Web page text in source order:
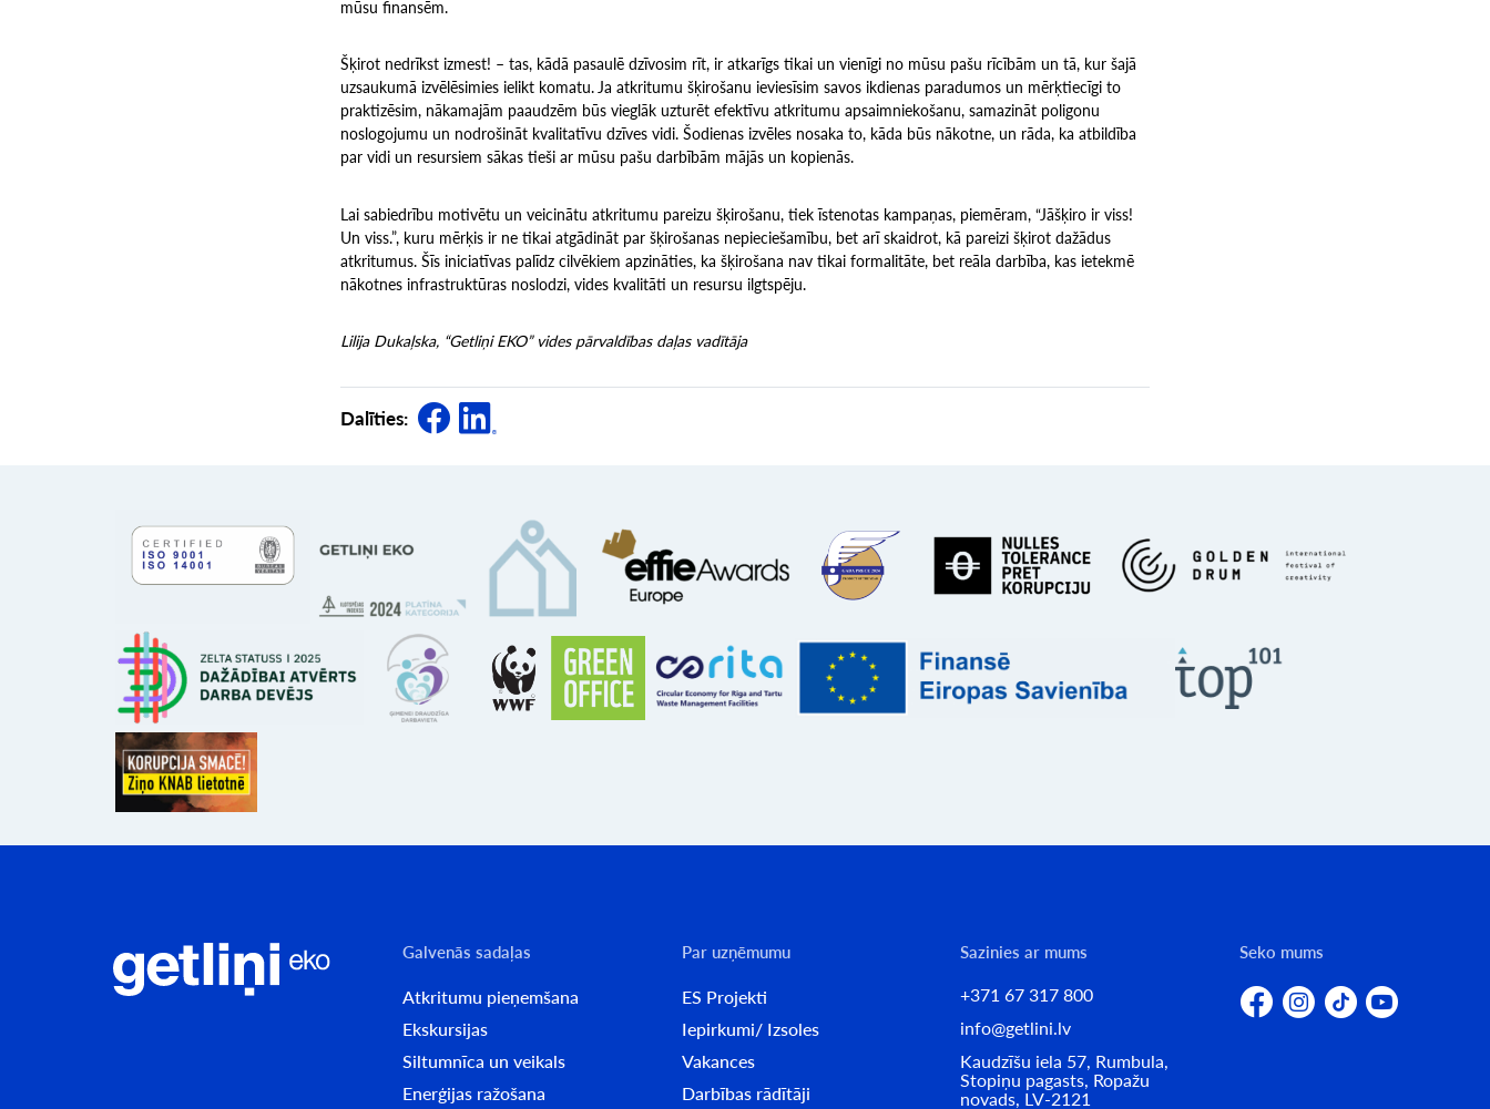
mūsu finansēm.
Šķirot nedrīkst izmest! – tas, kādā pasaulē dzīvosim rīt, ir atkarīgs tikai un vienīgi no mūsu pašu rīcībām un tā, kur šajā
uzsaukumā izvēlēsimies ielikt komatu. Ja atkritumu šķirošanu ieviesīsim savos ikdienas paradumos un mērķtiecīgi to
praktizēsim, nākamajām paaudzēm būs vieglāk uzturēt efektīvu atkritumu apsaimniekošanu, samazināt poligonu
noslogojumu un nodrošināt kvalitatīvu dzīves vidi. Šodienas izvēles nosaka to, kāda būs nākotne, un rāda, ka atbildība
par vidi un resursiem sākas tieši ar mūsu pašu darbībām mājās un kopienās.
Lai sabiedrību motivētu un veicinātu atkritumu pareizu šķirošanu, tiek īstenotas kampaņas, piemēram, “Jāšķiro ir viss!
Un viss.”, kuru mērķis ir ne tikai atgādināt par šķirošanas nepieciešamību, bet arī skaidrot, kā pareizi šķirot dažādus
atkritumus. Šīs iniciatīvas palīdz cilvēkiem apzināties, ka šķirošana nav tikai formalitāte, bet reāla darbība, kas ietekmē
nākotnes infrastruktūras noslodzi, vides kvalitāti un resursu ilgtspēju.
Lilija Dukaļska, “Getliņi EKO” vides pārvaldības daļas vadītāja
Dalīties:
Galvenās sadaļas
Atkritumu pieņemšana
Ekskursijas
Siltumnīca un veikals
Enerģijas ražošana
Par uzņēmumu
ES Projekti
Iepirkumi/ Izsoles
Vakances
Darbības rādītāji
Sazinies ar mums
+371 67 317 800
info@getlini.lv
Kaudzīšu iela 57, Rumbula,
Stopiņu pagasts, Ropažu
novads, LV-2121
Seko mums